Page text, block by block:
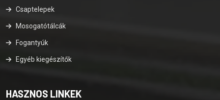
Csaptelepek
Mosogatótálcák
Fogantyúk
Egyéb kiegészítők
HASZNOS LINKEK